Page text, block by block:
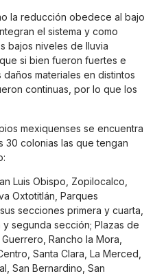
la reducción obedece al bajo
el sistema y como
bajos niveles de lluvia
si bien fueron fuertes e
materiales en distintos
continuas, por lo que los
mexiquenses se encuentra
30 colonias las que tengan
Luis Obispo, Zopilocalco,
Oxtotitlán, Parques
secciones primera y cuarta,
segunda sección; Plazas de
Rancho la Mora,
Santa Clara, La Merced,
San Bernardino, San